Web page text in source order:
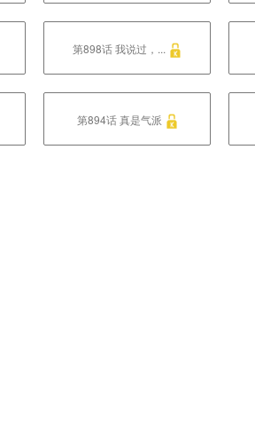
第898话 我说过，...
第894话 真是气派